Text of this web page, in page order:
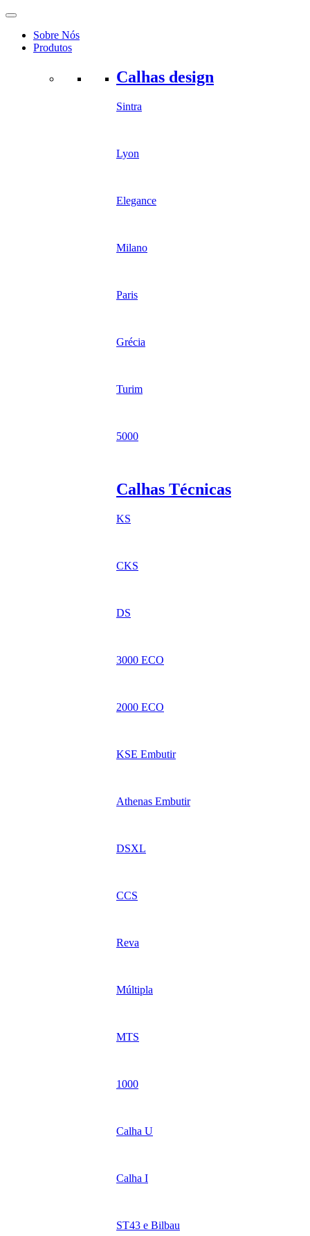
Sobre Nós
Produtos
Calhas design
Sintra
Lyon
Elegance
Milano
Paris
Grécia
Turim
5000
Calhas Técnicas
KS
CKS
DS
3000 ECO
2000 ECO
KSE Embutir
Athenas Embutir
DSXL
CCS
Reva
Múltipla
MTS
1000
Calha U
Calha I​
ST43 e Bilbau